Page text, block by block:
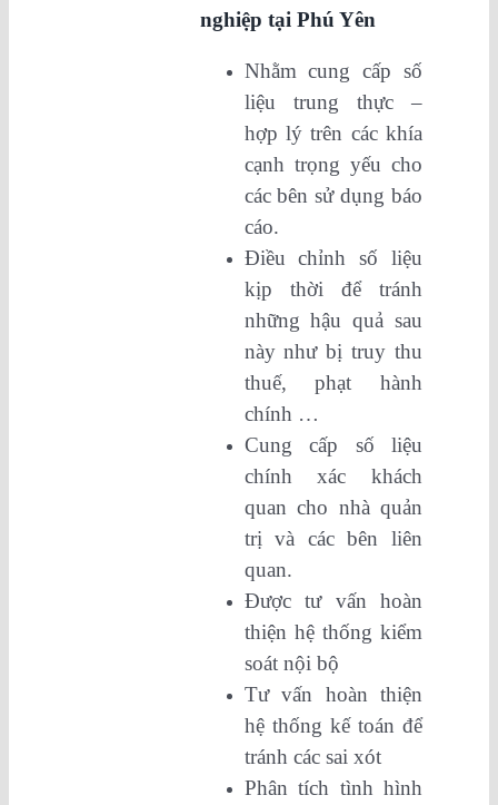
nghiệp tại Phú Yên
Nhằm cung cấp số
liệu trung thực –
hợp lý trên các khía
cạnh trọng yếu cho
các bên sử dụng báo
cáo.
Điều chỉnh số liệu
kịp thời để tránh
những hậu quả sau
này như bị truy thu
thuế, phạt hành
chính …
Cung cấp số liệu
chính xác khách
quan cho nhà quản
trị và các bên liên
quan.
Được tư vấn hoàn
thiện hệ thống kiểm
soát nội bộ
Tư vấn hoàn thiện
hệ thống kế toán để
tránh các sai xót
Phân tích tình hình